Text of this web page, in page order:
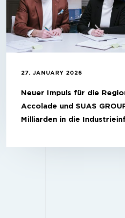
27. JANUARY 2026
Neuer Impuls für die
Accolade und SUAS
Milliarden in die